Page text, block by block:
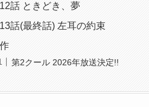
話 ときどき、夢
話(最終話) 左耳の約束
第2クール 2026年放送決定!!